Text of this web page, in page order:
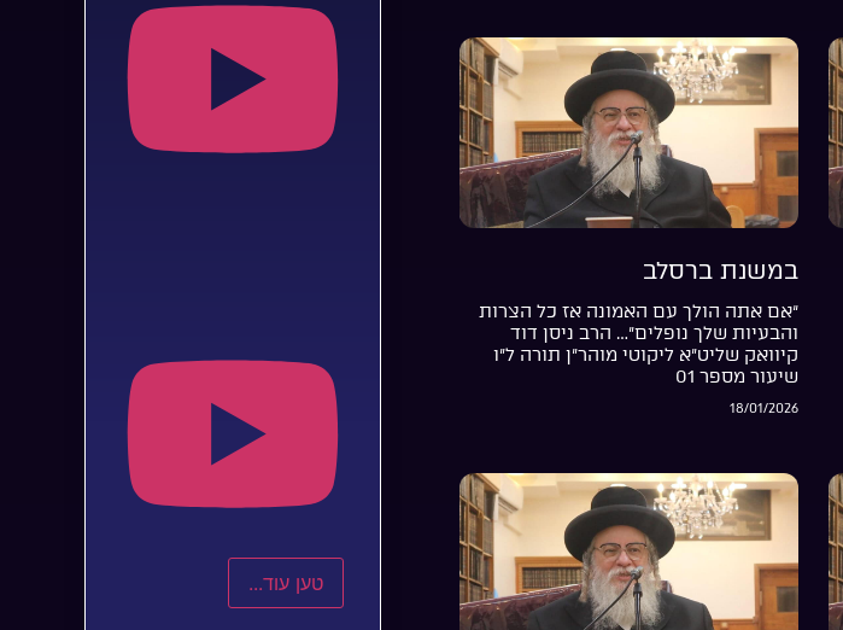
במשנת ברסלב
“אם אתה הולך עם האמונה אז כל הצרות
והבעיות שלך נופלים”… הרב ניסן דוד
קיוואק שליט”א ליקוטי מוהר”ן תורה ל”ו
שיעור מספר 01
18/01/2026
טען עוד...